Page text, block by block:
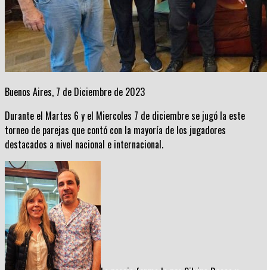
Buenos Aires, 7 de Diciembre de 2023
Durante el Martes 6 y el Miercoles 7 de diciembre se jugó la este
torneo de parejas que contó con la mayoría de los jugadores
destacados a nivel nacional e internacional.